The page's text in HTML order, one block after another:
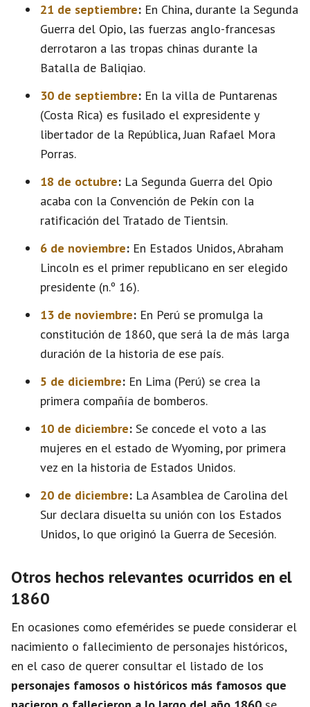
21 de septiembre: En China, durante la Segunda
Guerra del Opio, las fuerzas anglo-francesas
derrotaron a las tropas chinas durante la
Batalla de Baliqiao.
30 de septiembre: En la villa de Puntarenas
(Costa Rica) es fusilado el expresidente y
libertador de la República, Juan Rafael Mora
Porras.
18 de octubre: La Segunda Guerra del Opio
acaba con la Convención de Pekín con la
ratificación del Tratado de Tientsin.
6 de noviembre: En Estados Unidos, Abraham
Lincoln es el primer republicano en ser elegido
presidente (n.º 16).
13 de noviembre: En Perú se promulga la
constitución de 1860, que será la de más larga
duración de la historia de ese país.
5 de diciembre: En Lima (Perú) se crea la
primera compañía de bomberos.
10 de diciembre: Se concede el voto a las
mujeres en el estado de Wyoming, por primera
vez en la historia de Estados Unidos.
20 de diciembre: La Asamblea de Carolina del
Sur declara disuelta su unión con los Estados
Unidos, lo que originó la Guerra de Secesión.
Otros hechos relevantes ocurridos en el
1860
En ocasiones como efemérides se puede considerar el
nacimiento o fallecimiento de personajes históricos,
en el caso de querer consultar el listado de los
personajes famosos o históricos más famosos que